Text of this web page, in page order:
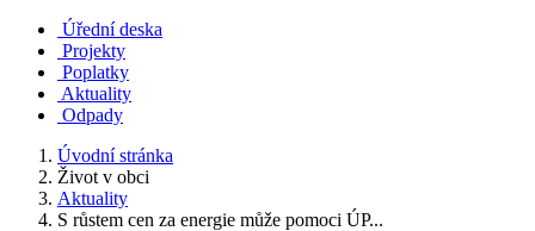
Úřední deska
Projekty
Poplatky
Aktuality
Odpady
Úvodní stránka
Život v obci
Aktuality
S růstem cen za energie může pomoci ÚP...